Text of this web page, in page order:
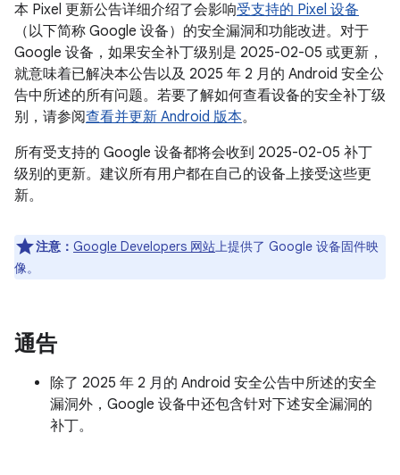
本 Pixel 更新公告详细介绍了会影响受支持的 Pixel 设备
（以下简称 Google 设备）的安全漏洞和功能改进。对于
Google 设备，如果安全补丁级别是 2025-02-05 或更新，
就意味着已解决本公告以及 2025 年 2 月的 Android 安全公
告中所述的所有问题。若要了解如何查看设备的安全补丁级
别，请参阅查看并更新 Android 版本。
所有受支持的 Google 设备都将会收到 2025-02-05 补丁
级别的更新。建议所有用户都在自己的设备上接受这些更
新。
注意： Google Developers 网站上提供了 Google 设备固件映
像。
通告
除了 2025 年 2 月的 Android 安全公告中所述的安全
漏洞外，Google 设备中还包含针对下述安全漏洞的
补丁。